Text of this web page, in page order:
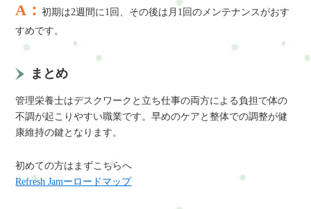
A：初期は2週間に1回、その後は月1回のメンテナンスがおす
すめです。
まとめ
管理栄養士はデスクワークと立ち仕事の両方による負担で体の
不調が起こりやすい職業です。早めのケアと整体での調整が健
康維持の鍵となります。
初めての方はまずこちらへ
Refresh Jamーロードマップ